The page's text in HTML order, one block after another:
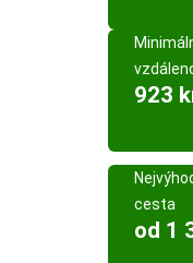
923
cesta
od 1